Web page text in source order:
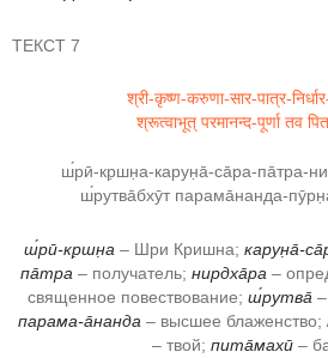
ТЕКСТ 7
श्री-कृष्ण-करुणा-सार-पात्र-
श्रूत्वाभूत् परमानन्द-पूर्णा तव
ш́рӣ-кр̣шн̣а-карун̣а̄-са̄ра-па̄тра-
ш́рутва̄бхӯт парама̄нанда-
ш́рӣ-кр̣шн̣а – Шри Кришна; карун̣а̄-
па̄тра – получатель; нирдха̄ра –
священное повествование; ш́рутва̄
парама-а̄нанда – высшее блаженство;
– твой; пита̄махӣ–